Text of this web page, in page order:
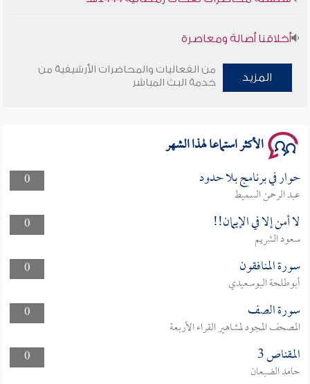
أخلاقنا أصالة ومعاصرة
وأمنهم من خوف 9
المزيد
من الفعاليات والمحاضرات الأرشيفية من
خدمة البث المباشر
الأكثر استماعا لهذا الشهر
0 حوار في برنامج بلا حدود
عبد الرحمن السميط
0
لا أمن إلا في الإيمان!!
سعود الشريم
0
سورة المنافقون
أبوطلحة البوسعيدي
0
سورة الصف
المصحف المجود لمشاهير القراء الأربعة
0
المقناص 3
حامد الضبعان